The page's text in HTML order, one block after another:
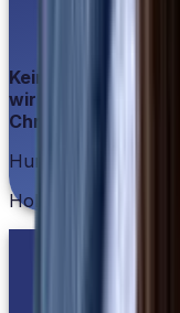
Keine Lösung für
wir bei HRlab noch
Christina
Human Resources
Holmes Place